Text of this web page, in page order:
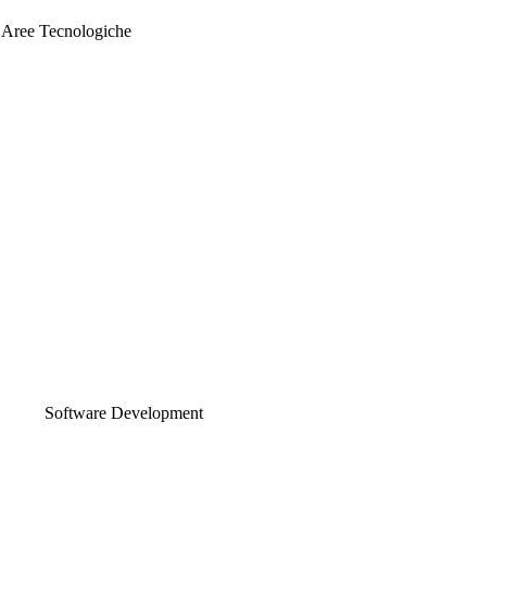
Aree Tecnologiche
Software Development